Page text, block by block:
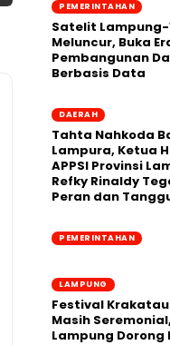
PEMERINTAHAN
Satelit Lampung-
Meluncur, Buka
Pembangunan
Berbasis Data
DAERAH
Tahta Nahkoda
Lampura, Ketua
APPSI Provinsi
Refky Rinaldy
Peran dan
PEMERINTAHAN
LAMPUNG
Festival
Masih
Lampung